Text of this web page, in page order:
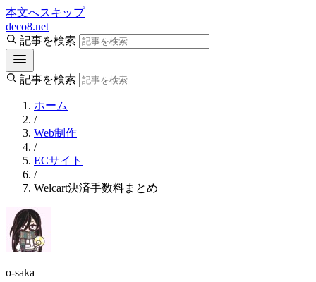
本文へスキップ
deco8.net
記事を検索
記事を検索
ホーム
/
Web制作
/
ECサイト
/
Welcart決済手数料まとめ
o-saka